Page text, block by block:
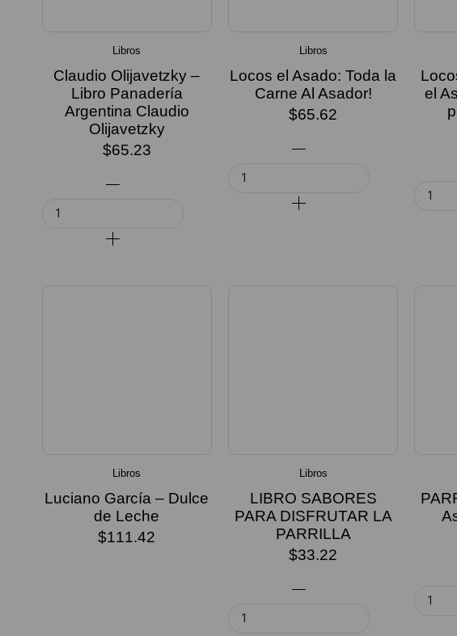
Libros
Claudio Olijavetzky –
Libro Panadería
Argentina Claudio
Olijavetzky
$65.23
Libros
Locos el Asado: Toda la
Carne Al Asador!
$65.62
el
Libros
Luciano García – Dulce
de Leche
$111.42
Libros
LIBRO SABORES
PARA DISFRUTAR LA
PARRILLA
$33.22